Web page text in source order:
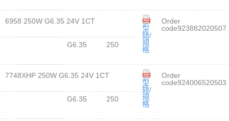
6958 250W G6.35 24V 1CT
型
錄/
規
格
Order
code923882020507
G6.35
250
7748XHP 250W G6.35 24V 1CT
型
錄/
規
格
Order
code924006520503
G6.35
250